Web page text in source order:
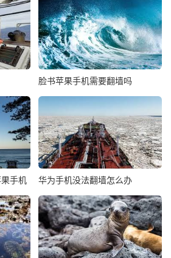
脸书苹果手机需要翻墙吗
手机 华为手机没法翻墙怎么办